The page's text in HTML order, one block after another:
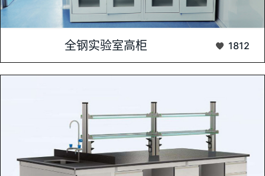
其坚固的结构、卓越的耐用性和出色的承载能力，...
全钢实验室高柜 1812